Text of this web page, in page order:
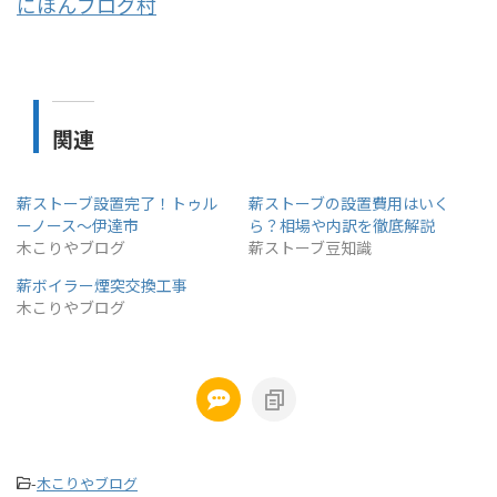
関連
薪ストーブ設置完了！トゥル
ーノース～伊達市
木こりやブログ
薪ストーブの設置費用はいく
ら？相場や内訳を徹底解説
薪ストーブ豆知識
薪ボイラー煙突交換工事
木こりやブログ
-木こりやブログ